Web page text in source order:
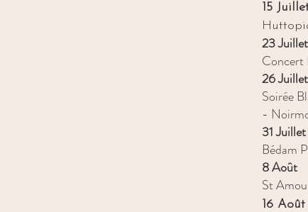
15
23 Juillet
Concert
26 Juillet
Soirée
-
31 Juillet
Bédam
8 Août
St
16 Août